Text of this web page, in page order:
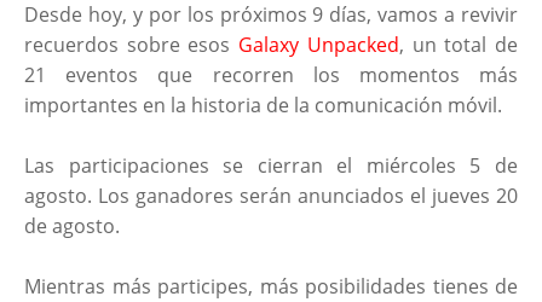
Desde hoy, y por los próximos 9 días, vamos a revivir
recuerdos sobre esos Galaxy Unpacked, un total de
21 eventos que recorren los momentos más
importantes en la historia de la comunicación móvil.
Las participaciones se cierran el miércoles 5 de
agosto. Los ganadores serán anunciados el jueves 20
de agosto.
Mientras más participes, más posibilidades tienes de